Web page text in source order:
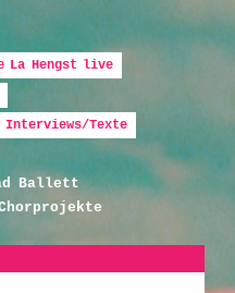
Hengst
La Hengst live
Interviews/Texte
Ballett